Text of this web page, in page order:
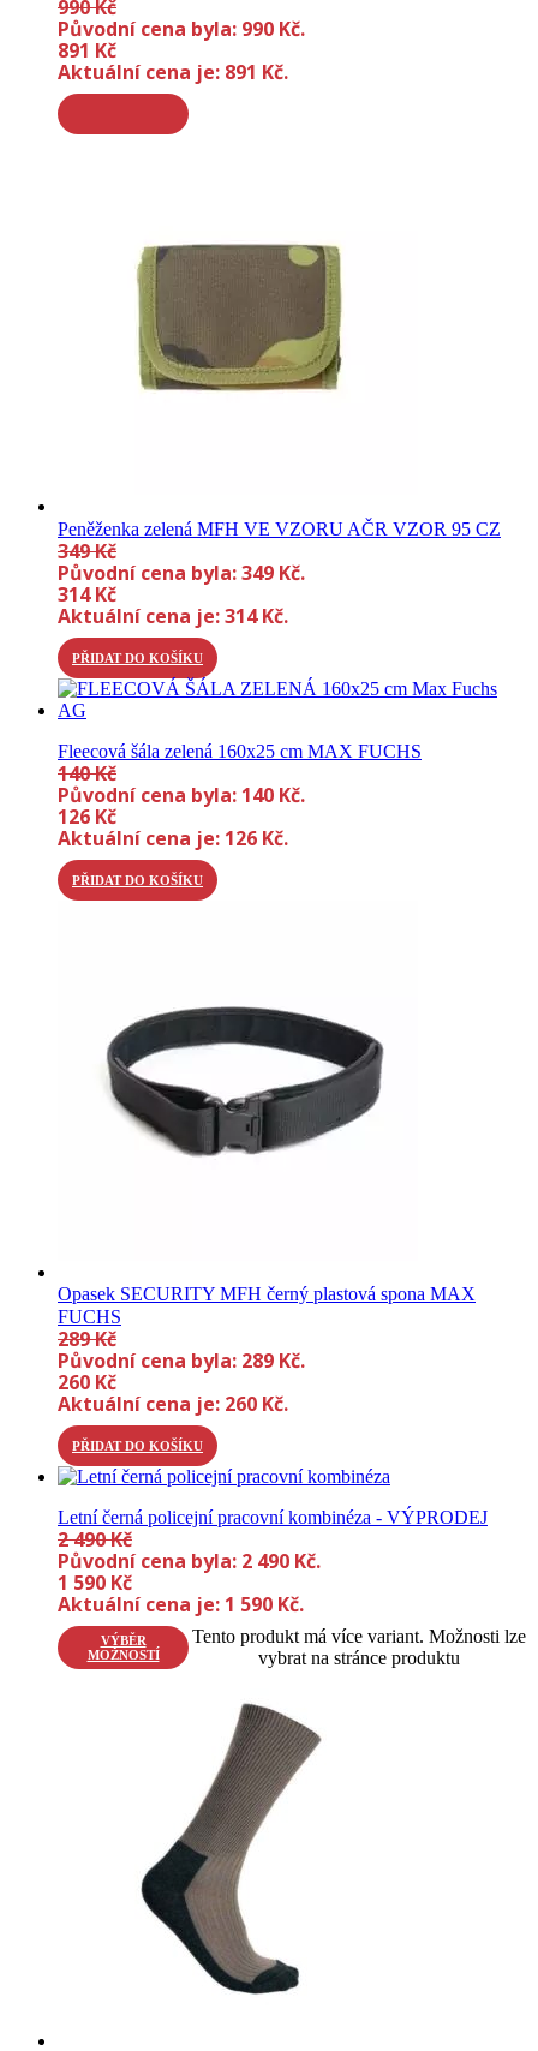
990Kč
Původní cena byla: 990 Kč.
891 Kč
Aktuální cena je: 891 Kč.
Peněženka zelená MFH VE VZORU AČR VZOR 95 CZ
349Kč
Původní cena byla: 349 Kč.
314Kč
Aktuální cena je: 314 Kč.
PŘIDAT DO KOŠÍKU
Fleecová šála zelená 160x25 cm MAX FUCHS
140Kč
Původní cena byla: 140 Kč.
126 Kč
Aktuální cena je: 126 Kč.
PŘIDAT DO KOŠÍKU
Opasek SECURITY MFH černý plastová spona MAX
FUCHS
289Kč
Původní cena byla: 289 Kč.
260 Kč
Aktuální cena je: 260 Kč.
PŘIDAT DO KOŠÍKU
Letní černá policejní pracovní kombinéza - VÝPRODEJ
2 490Kč
Původní cena byla: 2 490 Kč.
1 590 Kč
Aktuální cena je: 1 590 Kč.
VÝBĚR
MOŽNOSTÍ
Tento produkt má více variant. Možnosti lze
vybrat na stránce produktu